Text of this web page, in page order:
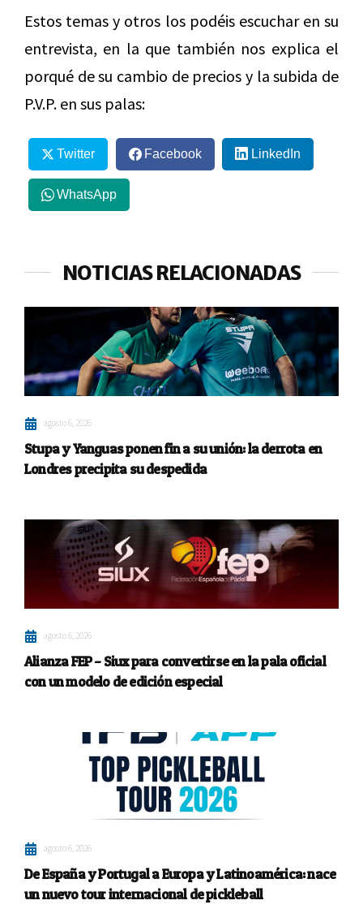
Estos temas y otros los podéis escuchar en su
entrevista, en la que también nos explica el
porqué de su cambio de precios y la subida de
P.V.P. en sus palas:
Twitter Facebook LinkedIn
WhatsApp
NOTICIAS RELACIONADAS
agosto 6, 2026
Stupa y Yanguas ponen fin a su unión: la derrota en
Londres precipita su despedida
agosto 6, 2026
Alianza FEP – Siux para convertirse en la pala oficial
con un modelo de edición especial
agosto 6, 2026
De España y Portugal a Europa y Latinoamérica: nace
un nuevo tour internacional de pickleball